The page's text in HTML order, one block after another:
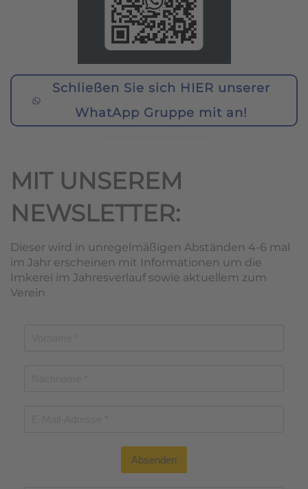
Schließen Sie sich HIER unserer
WhatApp Gruppe mit an!
MIT UNSEREM
NEWSLETTER:
Dieser wird in unregelmäßigen Abständen 4-6 mal
im Jahr erscheinen mit Informationen um die
Imkerei im Jahresverlauf sowie aktuellem zum
Verein
Absenden